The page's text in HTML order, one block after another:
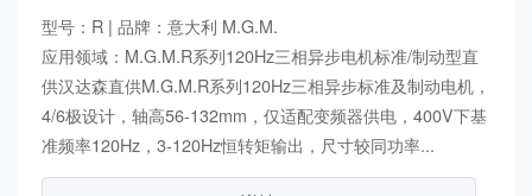
型号：R | 品牌：意大利 M.G.M.
应用领域：M.G.M.R系列120Hz三相异步电机标准/制动型直
供汉达森直供M.G.M.R系列120Hz三相异步标准及制动电机，
4/6极设计，轴高56-132mm，仅适配变频器供电，400V下基
准频率120Hz，3-120Hz恒转矩输出，尺寸较同功率...